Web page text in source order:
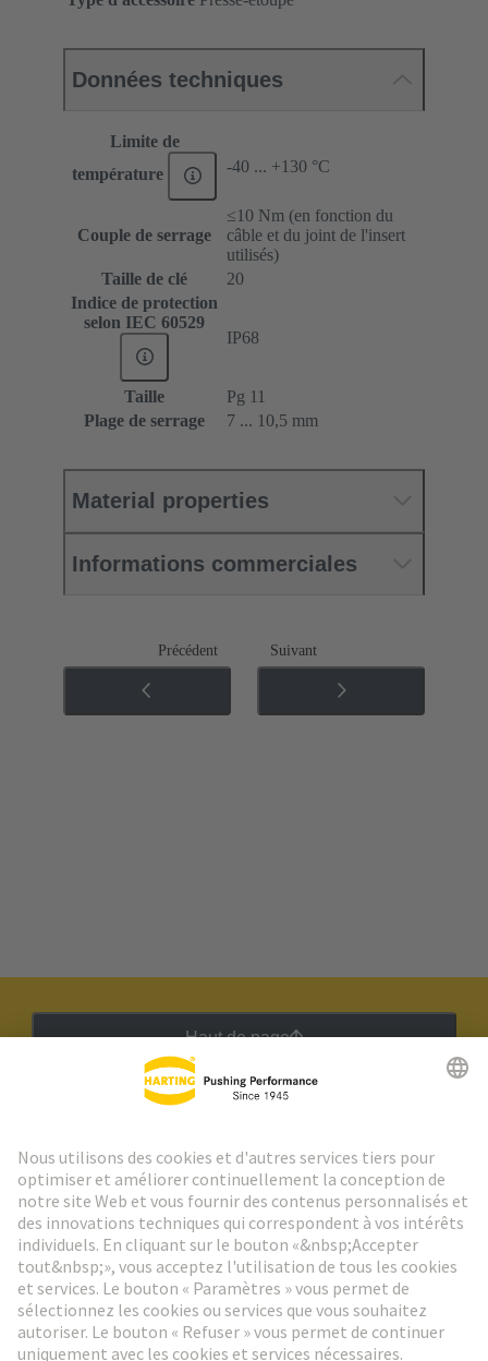
Données techniques
Limite de
température
-40 ... +130 °C
Couple de serrage
≤10 Nm (en fonction du
câble et du joint de l'insert
utilisés)
Taille de clé
20
Indice de protection
selon IEC 60529
IP68
Taille
Pg 11
Plage de serrage
7 ... 10,5 mm
Material properties
Informations commerciales
Précédent Suivant
Haut de page
Aller à l'inscription
Social Media